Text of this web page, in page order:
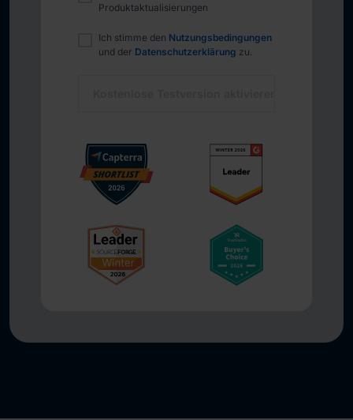
Produktaktualisierungen
Ich stimme den Nutzungsbedingungen
und der Datenschutzerklärung zu.